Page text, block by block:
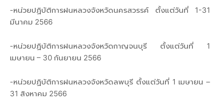
-หน่วยปฏิบัติการฝนหลวงจังหวัดนครสวรรค์ ตั้งแต่วันที่ 1-31
มีนาคม 2566
-หน่วยปฏิบัติการฝนหลวงจังหวัดกาญจนบุรี ตั้งแต่วันที่ 1
เมษายน – 30 กันยายน 2566
-หน่วยปฏิบัติการฝนหลวงจังหวัดลพบุรี ตั้งแต่วันที่ 1 เมษายน –
31 สิงหาคม 2566